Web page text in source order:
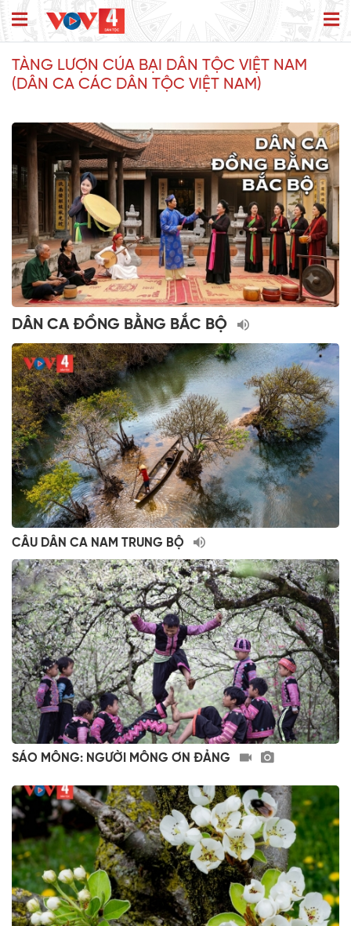
TÀNG LƯỢN CÚA BẠI DÂN TỘC VIỆT NAM
(DÂN CA CÁC DÂN TỘC VIỆT NAM)
DÂN CA ĐỒNG BẰNG BẮC BỘ
CÂU DÂN CA NAM TRUNG BỘ
SÁO MÔNG: NGƯỜI MÔNG ƠN ĐẢNG